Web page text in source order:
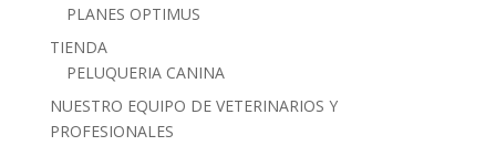
PLANES OPTIMUS
TIENDA
PELUQUERIA CANINA
NUESTRO EQUIPO DE VETERINARIOS Y
PROFESIONALES